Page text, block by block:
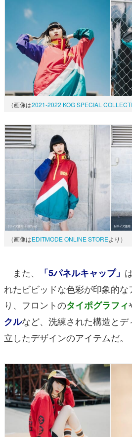
（画像は2021-2022 KOG SPECIAL
（画像はEDITMODE ONLINE STOREより）
また、 「5パネルキャップ」
れたビビッドな色彩が印象的
り、フロントのタイポグラフィ
クルなど、洗練された構造と
立したデザインのアイテムだ。